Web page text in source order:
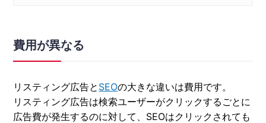
費用が異なる
リスティング広告と SEOの大きな違いは費用です。
リスティング広告は検索ユーザーがクリックするごとに
広告費が発生するのに対して、SEOはクリックされても